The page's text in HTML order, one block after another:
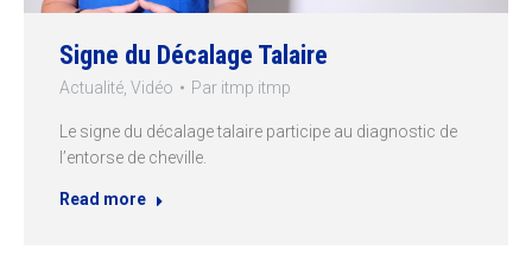
Signe du Décalage Talaire
Actualité Vidéo Par itmp itmp
Le signe du décalage talaire participe au diagnostic de
l’entorse de cheville.
Read more